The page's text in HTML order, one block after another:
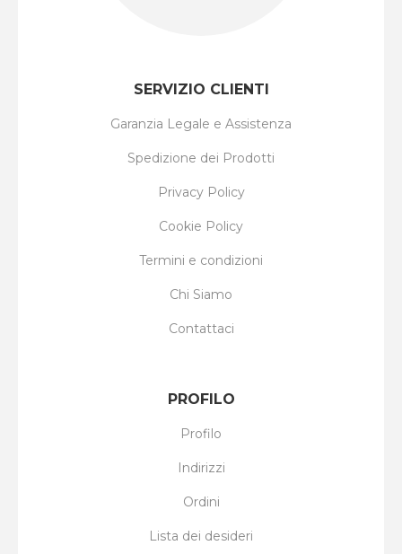
SERVIZIO CLIENTI
Garanzia Legale e Assistenza
Spedizione dei Prodotti
Privacy Policy
Cookie Policy
Termini e condizioni
Chi Siamo
Contattaci
PROFILO
Profilo
Indirizzi
Ordini
Lista dei desideri